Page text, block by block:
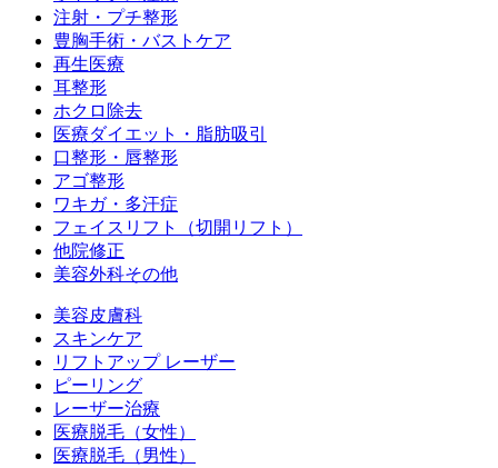
注射・プチ整形
豊胸手術・バストケア
再生医療
耳整形
ホクロ除去
医療ダイエット・脂肪吸引
口整形・唇整形
アゴ整形
ワキガ・多汗症
フェイスリフト（切開リフト）
他院修正
美容外科その他
美容皮膚科
スキンケア
リフトアップ レーザー
ピーリング
レーザー治療
医療脱毛（女性）
医療脱毛（男性）